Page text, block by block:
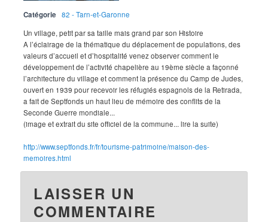
Catégorie
82 - Tarn-et-Garonne
Un village, petit par sa taille mais grand par son Histoire
A l’éclairage de la thématique du déplacement de populations, des
valeurs d’accueil et d’hospitalité venez observer comment le
développement de l’activité chapelière au 19ème siècle a façonné
l’architecture du village et comment la présence du Camp de Judes,
ouvert en 1939 pour recevoir les réfugiés espagnols de la Retirada,
a fait de Septfonds un haut lieu de mémoire des conflits de la
Seconde Guerre mondiale...
(image et extrait du site officiel de la commune... lire la suite)
http://www.septfonds.fr/fr/tourisme-patrimoine/maison-des-
memoires.html
LAISSER UN
COMMENTAIRE